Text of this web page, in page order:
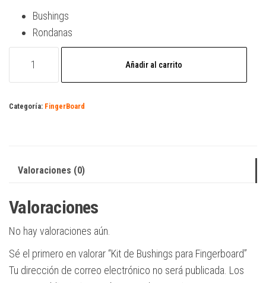
Bushings
Rondanas
para
Añadir al carrito
Categoría: FingerBoard
Valoraciones (0)
Valoraciones
No hay valoraciones aún.
Sé el primero en valorar “Kit de Bushings para Fingerboard”
Tu dirección de correo electrónico no será publicada. Los